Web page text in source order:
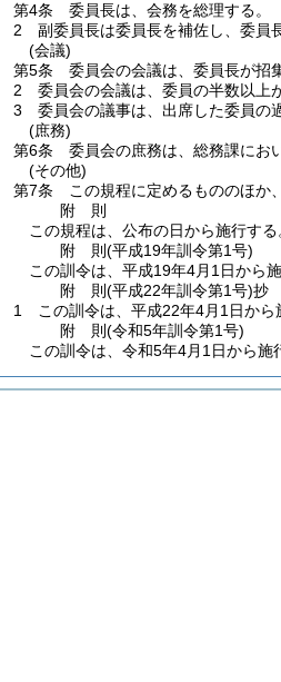
第4条
委員長は、会務を総理する。
2
副委員長は委員長を補佐し、委員
(会議)
第5条
委員会の会議は、委員長が招
2
委員会の会議は、委員の半数以上
3
委員会の議事は、出席した委員の
(庶務)
第6条
委員会の庶務は、総務課にお
(その他)
第7条
この規程に定めるもののほか
附 則
この規程は、公布の日から施行する
附 則(平成19年訓令第1号)
この訓令は、平成19年4月1日から施
附 則(平成22年訓令第1号)抄
1
この訓令は、平成22年4月1日から
附 則(令和5年訓令第1号)
この訓令は、令和5年4月1日から施